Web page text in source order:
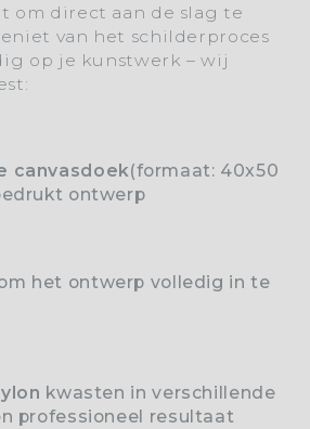
om direct aan de slag te
van het schilderproces
op je kunstwerk – wij
canvasdoek(formaat: 40x50
ontwerp
m het ontwerp volledig in te
kwasten in verschillende
professioneel resultaat